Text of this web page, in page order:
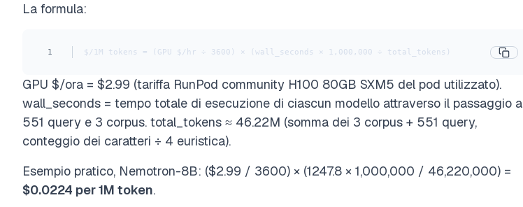
La formula:
1 $/1M tokens = (GPU $/hr ÷ 3600) × (wall_seconds × 1,000,000 ÷ total_tokens)
GPU $/ora = $2.99 (tariffa RunPod community H100 80GB SXM5 del pod utilizzato).
wall_seconds = tempo totale di esecuzione di ciascun modello attraverso il passaggio a
551 query e 3 corpus. total_tokens ≈ 46.22M (somma dei 3 corpus + 551 query,
conteggio dei caratteri ÷ 4 euristica).
Esempio pratico, Nemotron-8B: ($2.99 / 3600) × (1247.8 × 1,000,000 / 46,220,000) =
$0.0224 per 1M token.